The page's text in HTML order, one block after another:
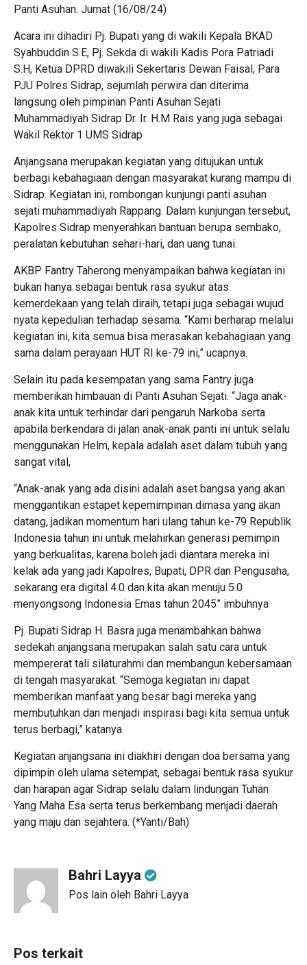
Panti Asuhan. Jumat (16/08/24)
Acara ini dihadiri Pj. Bupati yang di wakili Kepala BKAD
Syahbuddin S.E, Pj. Sekda di wakili Kadis Pora Patriadi
S.H, Ketua DPRD diwakili Sekertaris Dewan Faisal, Para
PJU Polres Sidrap, sejumlah perwira dan diterima
langsung oleh pimpinan Panti Asuhan Sejati
Muhammadiyah Sidrap Dr. Ir. H.M Rais yang juga sebagai
Wakil Rektor 1 UMS Sidrap
Anjangsana merupakan kegiatan yang ditujukan untuk
berbagi kebahagiaan dengan masyarakat kurang mampu di
Sidrap. Kegiatan ini, rombongan kunjungi panti asuhan
sejati muhammadiyah Rappang. Dalam kunjungan tersebut,
Kapolres Sidrap menyerahkan bantuan berupa sembako,
peralatan kebutuhan sehari-hari, dan uang tunai.
AKBP Fantry Taherong menyampaikan bahwa kegiatan ini
bukan hanya sebagai bentuk rasa syukur atas
kemerdekaan yang telah diraih, tetapi juga sebagai wujud
nyata kepedulian terhadap sesama. “Kami berharap melalui
kegiatan ini, kita semua bisa merasakan kebahagiaan yang
sama dalam perayaan HUT RI ke-79 ini,” ucapnya.
Selain itu pada kesempatan yang sama Fantry juga
memberikan himbauan di Panti Asuhan Sejati. “Jaga anak-
anak kita untuk terhindar dari pengaruh Narkoba serta
apabila berkendara di jalan anak-anak panti ini untuk selalu
menggunakan Helm, kepala adalah aset dalam tubuh yang
sangat vital,
“Anak-anak yang ada disini adalah aset bangsa yang akan
menggantikan estapet kepemimpinan dimasa yang akan
datang, jadikan momentum hari ulang tahun ke-79 Republik
Indonesia tahun ini untuk melahirkan generasi pemimpin
yang berkualitas, karena boleh jadi diantara mereka ini
kelak ada yang jadi Kapolres, Bupati, DPR dan Pengusaha,
sekarang era digital 4.0 dan kita akan menuju 5.0
menyongsong Indonesia Emas tahun 2045” imbuhnya
Pj. Bupati Sidrap H. Basra juga menambahkan bahwa
sedekah anjangsana merupakan salah satu cara untuk
mempererat tali silaturahmi dan membangun kebersamaan
di tengah masyarakat. “Semoga kegiatan ini dapat
memberikan manfaat yang besar bagi mereka yang
membutuhkan dan menjadi inspirasi bagi kita semua untuk
terus berbagi,” katanya.
Kegiatan anjangsana ini diakhiri dengan doa bersama yang
dipimpin oleh ulama setempat, sebagai bentuk rasa syukur
dan harapan agar Sidrap selalu dalam lindungan Tuhan
Yang Maha Esa serta terus berkembang menjadi daerah
yang maju dan sejahtera. (*Yanti/Bah)
Bahri Layya
Pos lain oleh Bahri Layya
Pos terkait